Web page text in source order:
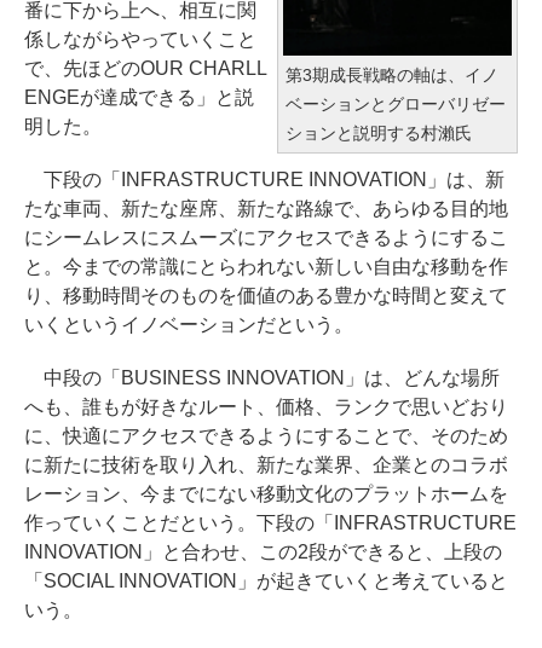
第3期成長戦略の軸は、イノ
ベーションとグローバリゼー
ションと説明する村瀨氏
番に下から上へ、相互に関
係しながらやっていくこと
で、先ほどのOUR CHARLL
ENGEが達成できる」と説
明した。
下段の「INFRASTRUCTURE INNOVATION」は、新
たな車両、新たな座席、新たな路線で、あらゆる目的地
にシームレスにスムーズにアクセスできるようにするこ
と。今までの常識にとらわれない新しい自由な移動を作
り、移動時間そのものを価値のある豊かな時間と変えて
いくというイノベーションだという。
中段の「BUSINESS INNOVATION」は、どんな場所
へも、誰もが好きなルート、価格、ランクで思いどおり
に、快適にアクセスできるようにすることで、そのため
に新たに技術を取り入れ、新たな業界、企業とのコラボ
レーション、今までにない移動文化のプラットホームを
作っていくことだという。下段の「INFRASTRUCTURE
INNOVATION」と合わせ、この2段ができると、上段の
「SOCIAL INNOVATION」が起きていくと考えていると
いう。